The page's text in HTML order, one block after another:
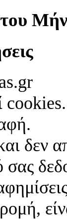
cookies.
δεν
σας